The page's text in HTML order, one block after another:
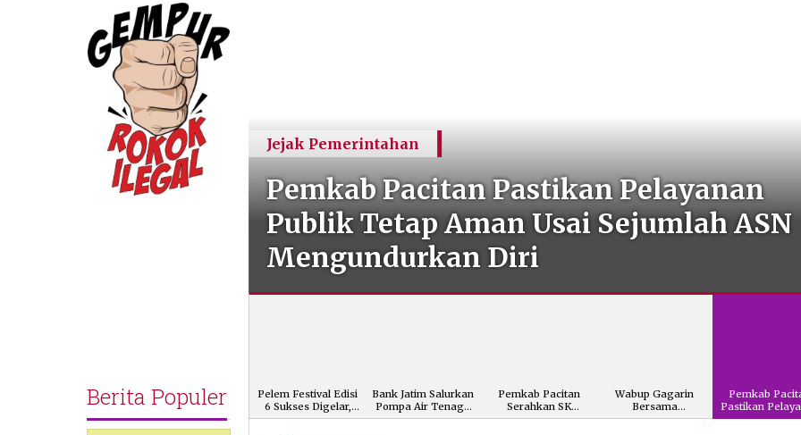
Berita Populer
Forkopimda
Jejak Pemerintahan
Pemkab Pacitan Pastikan Pelayanan
Publik Tetap Aman Usai Sejumlah ASN
Mengundurkan Diri
Pelem Festival Edisi
6 Sukses Digelar,
Angkat
Bank Jatim Salurkan
Pompa Air Tenaga
Surya un
Pemkab Pacitan
Serahkan SK
Pensiun ke 51 PNS,
Wabup Gagarin
Bersama
Forkopimda Jajal
Pemkab
Pastikan
Publik Teta